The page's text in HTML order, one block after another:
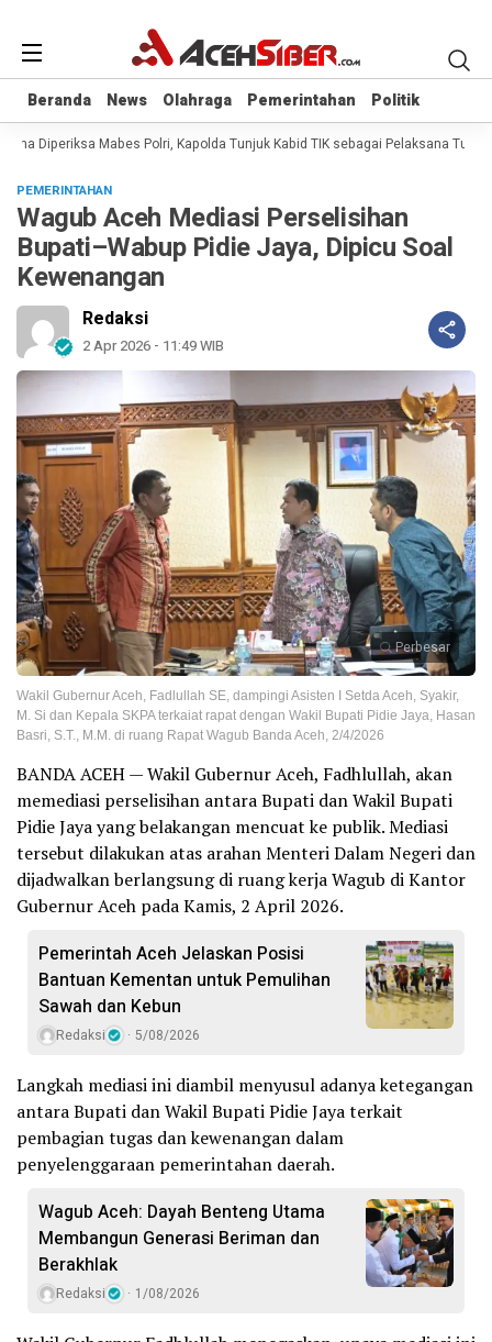
Beranda News Olahraga Pemerintahan Politik
Beranda News Olahraga Pemerintahan Politik
Diperiksa Mabes Polri, Kapolda Tunjuk Kabid TIK sebagai Pelaksana Tugas
PEMERINTAHAN
Wagub Aceh Mediasi Perselisihan
Bupati–Wabup Pidie Jaya, Dipicu Soal
Kewenangan
Redaksi
2 Apr 2026 - 11:49 WIB
Perbesar
Wakil Gubernur Aceh, Fadlullah SE, dampingi Asisten I Setda Aceh, Syakir,
M. Si dan Kepala SKPA terkaiat rapat dengan Wakil Bupati Pidie Jaya, Hasan
Basri, S.T., M.M. di ruang Rapat Wagub Banda Aceh, 2/4/2026
BANDA ACEH — Wakil Gubernur Aceh, Fadhlullah, akan
memediasi perselisihan antara Bupati dan Wakil Bupati
Pidie Jaya yang belakangan mencuat ke publik. Mediasi
tersebut dilakukan atas arahan Menteri Dalam Negeri dan
dijadwalkan berlangsung di ruang kerja Wagub di Kantor
Gubernur Aceh pada Kamis, 2 April 2026.
Pemerintah Aceh Jelaskan Posisi
Bantuan Kementan untuk Pemulihan
Sawah dan Kebun
Redaksi 5/08/2026
Langkah mediasi ini diambil menyusul adanya ketegangan
antara Bupati dan Wakil Bupati Pidie Jaya terkait
pembagian tugas dan kewenangan dalam
penyelenggaraan pemerintahan daerah.
Wagub Aceh: Dayah Benteng Utama
Membangun Generasi Beriman dan
Berakhlak
Redaksi 1/08/2026